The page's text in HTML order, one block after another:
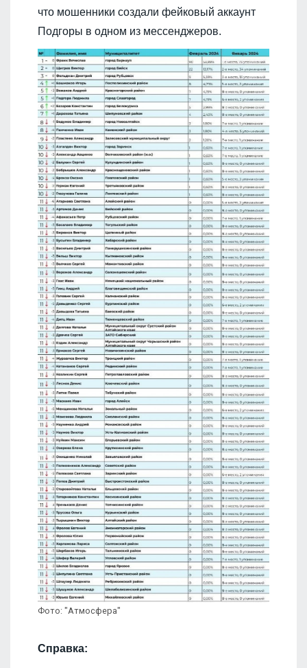
что мошенники создали фейковый аккаунт
Подгоры в одном из мессенджеров.
Фото: "Атмосфера"
Справка: